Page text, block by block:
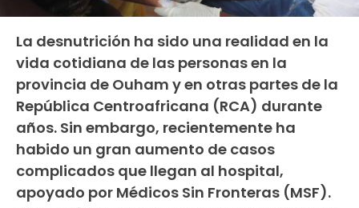
La desnutrición ha sido una realidad en la
vida cotidiana de las personas en la
provincia de Ouham y en otras partes de la
República Centroafricana (RCA) durante
años. Sin embargo, recientemente ha
habido un gran aumento de casos
complicados que llegan al hospital,
apoyado por Médicos Sin Fronteras (MSF).